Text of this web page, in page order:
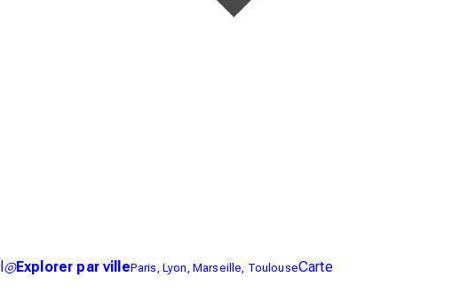
◎Explorer par villeParis, Lyon, Marseille, ToulouseCarte